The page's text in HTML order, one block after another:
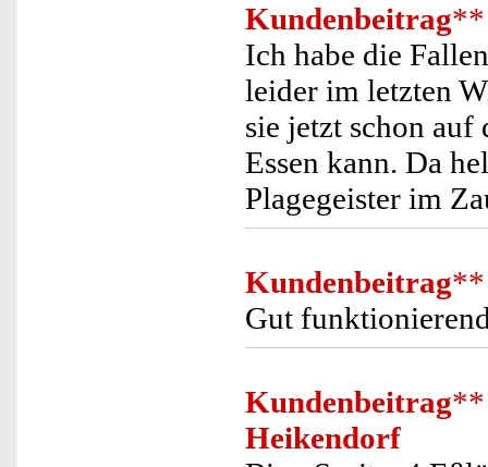
Kundenbeitrag**
Ich habe die
leider im letzten
sie jetzt schon auf
Essen kann. Da
Plagegeister im
Kundenbeitrag**
Gut
Kundenbeitrag**
Heikendorf